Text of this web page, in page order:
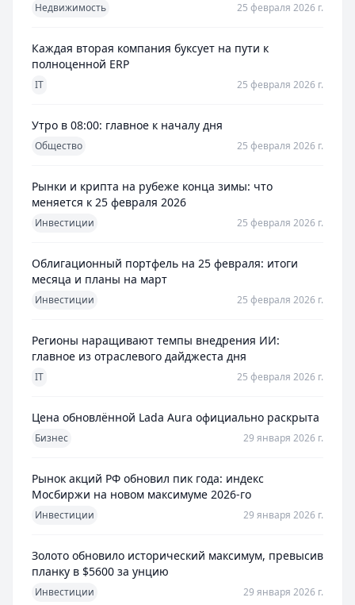
Недвижимость 25 февраля 2026 г.
Каждая вторая компания буксует на пути к
полноценной ERP
IT 25 февраля 2026 г.
Утро в 08:00: главное к началу дня
Общество 25 февраля 2026 г.
Рынки и крипта на рубеже конца зимы: что
меняется к 25 февраля 2026
Инвестиции 25 февраля 2026 г.
Облигационный портфель на 25 февраля: итоги
месяца и планы на март
Инвестиции 25 февраля 2026 г.
Регионы наращивают темпы внедрения ИИ:
главное из отраслевого дайджеста дня
IT 25 февраля 2026 г.
Цена обновлённой Lada Aura официально раскрыта
Бизнес 29 января 2026 г.
Рынок акций РФ обновил пик года: индекс
Мосбиржи на новом максимуме 2026-го
Инвестиции 29 января 2026 г.
Золото обновило исторический максимум, превысив
планку в $5600 за унцию
Инвестиции 29 января 2026 г.